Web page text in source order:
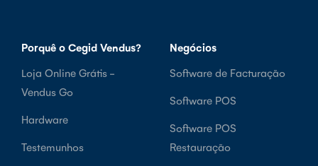
Porquê o Cegid Vendus?
Loja Online Grátis -
Vendus Go
Hardware
Testemunhos
Negócios
Software de Facturação
Software POS
Software POS
Restauração